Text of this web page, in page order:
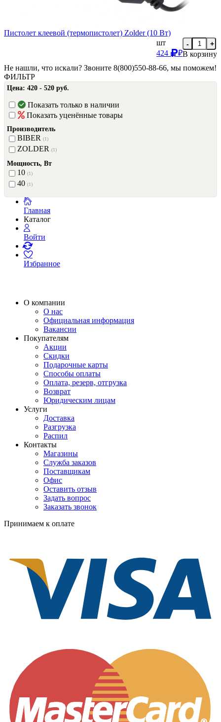
Пистолет клеевой (термопистолет) Zolder (10 Вт)
шт
424
₽
- +
В корзину
Не нашли, что искали? Звоните 8(800)550-88-66, мы поможем!
ФИЛЬТР
Цена: 420 - 520 руб.
Показать только в наличии
Показать уценённые товары
Производитель
BIBER (1)
ZOLDER (1)
Мощность, Вт
10 (1)
40 (1)
Главная
Каталог
Войти
Избранное
О компании
О нас
Официальная информация
Вакансии
Покупателям
Акции
Скидки
Подарочные карты
Способы оплаты
Оплата, резерв, отгрузка
Возврат
Юридическим лицам
Услуги
Доставка
Разгрузка
Распил
Контакты
Магазины
Служба заказов
Поставщикам
Офис
Оставить отзыв
Задать вопрос
Заказать звонок
Принимаем к оплате